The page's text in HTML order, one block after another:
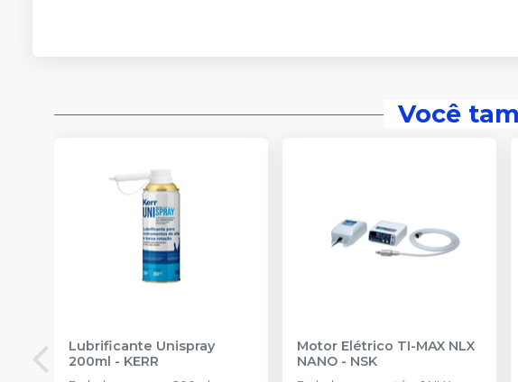
Você
Lubrificante Unispray
200ml - KERR
Motor Elétrico TI-MAX NLX
NANO - NSK